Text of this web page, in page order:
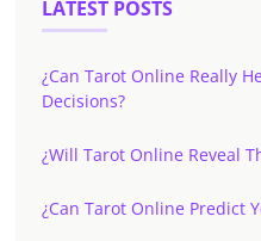
LATEST POSTS
¿Can Tarot Online Really
Decisions?
¿Will Tarot Online Reveal
¿Can Tarot Online Predict